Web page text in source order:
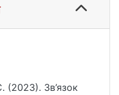
(2023). Зв’язок